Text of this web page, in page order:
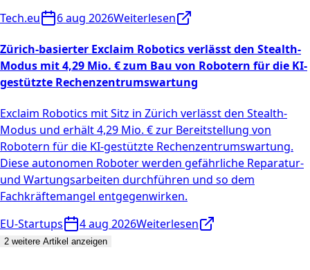
Tech.eu
6 aug 2026Weiterlesen
Zürich-basierter Exclaim Robotics verlässt den Stealth-
Modus mit 4,29 Mio. € zum Bau von Robotern für die KI-
gestützte Rechenzentrumswartung
Exclaim Robotics mit Sitz in Zürich verlässt den Stealth-
Modus und erhält 4,29 Mio. € zur Bereitstellung von
Robotern für die KI-gestützte Rechenzentrumswartung.
Diese autonomen Roboter werden gefährliche Reparatur-
und Wartungsarbeiten durchführen und so dem
Fachkräftemangel entgegenwirken.
EU-Startups
4 aug 2026Weiterlesen
2 weitere Artikel anzeigen